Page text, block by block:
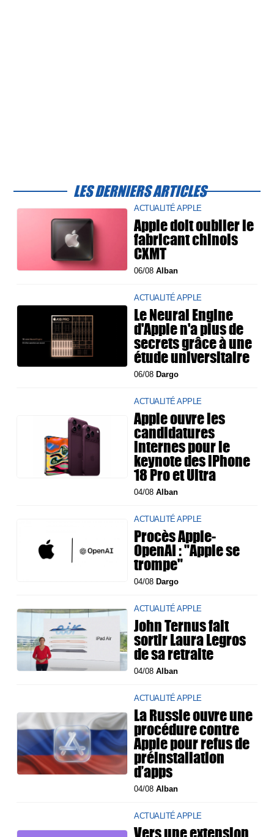
LES DERNIERS ARTICLES
ACTUALITÉ APPLE
Apple doit oublier le
fabricant chinois
CXMT
06/08Alban
ACTUALITÉ APPLE
Le Neural Engine
d'Apple n'a plus de
secrets grâce à une
étude universitaire
06/08 Dargo
ACTUALITÉ APPLE
Apple ouvre les
candidatures
internes pour le
keynote des iPhone
18 Pro et Ultra
04/08Alban
ACTUALITÉ APPLE
Procès Apple-
OpenAI : "Apple se
trompe"
04/08 Dargo
ACTUALITÉ APPLE
John Ternus fait
sortir Laura Legros
de sa retraite
04/08Alban
ACTUALITÉ APPLE
La Russie ouvre une
procédure contre
Apple pour refus de
préinstallation
d’apps
04/08Alban
ACTUALITÉ APPLE